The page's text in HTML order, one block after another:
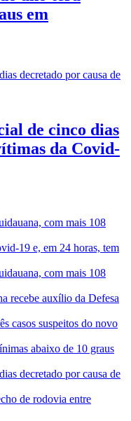
em
de cinco dias
da Covid-